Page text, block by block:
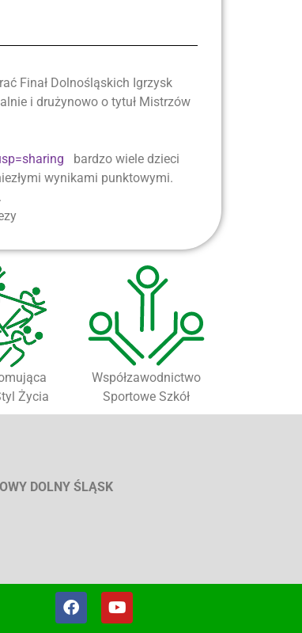
Finał Dolnośląskich Igrzysk
i drużynowo o tytuł Mistrzów
bardzo wiele dzieci
wynikami punktowymi.
Życia
Współzawodnictwo
Sportowe Szkół
DOLNY ŚLĄSK